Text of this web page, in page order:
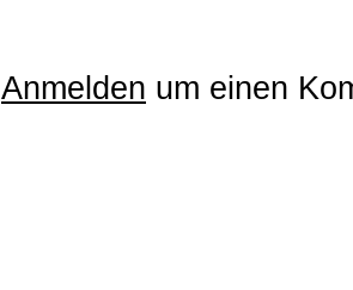
Anmelden um einen